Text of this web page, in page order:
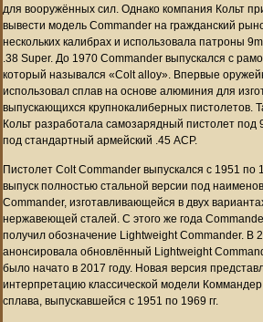
для вооружённых сил. Однако компания Кольт
вывести модель Commander на гражданский
нескольких калибрах и использовала патроны
.38 Super. До 1970 Commander выпускался с
который назывался «Colt alloy». Впервые
использовал сплав на основе алюминия для
выпускающихся крупнокалиберных пистолетов.
Кольт разработала самозарядный пистолет под
под стандартный армейский .45 ACP.
Пистолет Colt Commander выпускался с 1951 по
выпуск полностью стальной версии под
Commander, изготавливающейся в двух
нержавеющей сталей. С этого же года
получил обозначение Lightweight Commander. В
анонсировала обновлённый Lightweight
было начато в 2017 году. Новая версия
интерпретацию классической модели Коммандер
сплава, выпускавшейся с 1951 по 1969 гг.